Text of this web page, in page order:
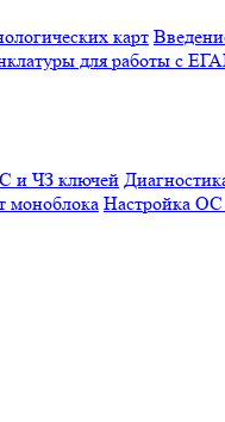
карт
для работы с
и ЧЗ ключей
моноблока Настройка